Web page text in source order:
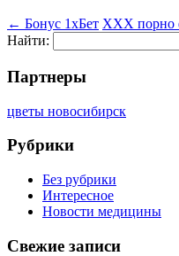
← Бонус 1хБет ХХХ порно
Найти:
Партнеры
цветы новосибирск
Рубрики
Без рубрики
Интересное
Новости медицины
Свежие записи